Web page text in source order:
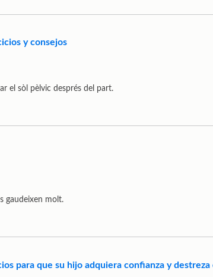
y consejos
el sòl pèlvic després del part.
gaudeixen molt.
para que su hijo adquiera confianza y destreza